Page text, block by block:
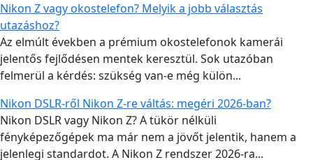
Nikon Z vagy okostelefon? Melyik a jobb választás
utazáshoz?
Az elmúlt években a prémium okostelefonok kamerái
jelentős fejlődésen mentek keresztül. Sok utazóban
felmerül a kérdés: szükség van-e még külön...
Nikon DSLR-ről Nikon Z-re váltás: megéri 2026-ban?
Nikon DSLR vagy Nikon Z? A tükör nélküli
fényképezőgépek ma már nem a jövőt jelentik, hanem a
jelenlegi standardot. A Nikon Z rendszer 2026-ra...